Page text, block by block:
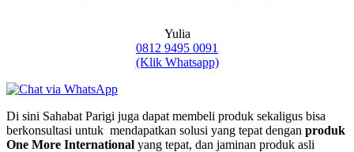
Yulia
0812 9495 0091
(Klik Whatsapp)
Di sini Sahabat Parigi juga dapat membeli produk sekaligus bisa
berkonsultasi untuk mendapatkan solusi yang tepat dengan produk
One More International yang tepat, dan jaminan produk asli